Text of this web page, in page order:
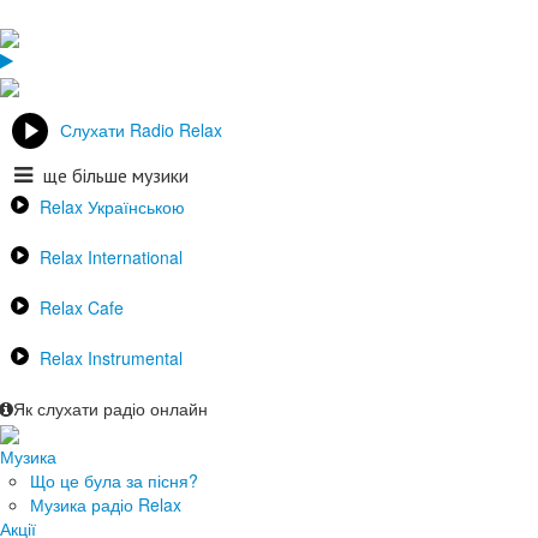
Слухати Radio Relax
ще більше музики
Relax Українською
Relax International
Relax Cafe
Relax Instrumental
Як слухати радіо онлайн
Музика
Що це була за пісня?
Музика радіо Relax
Акції